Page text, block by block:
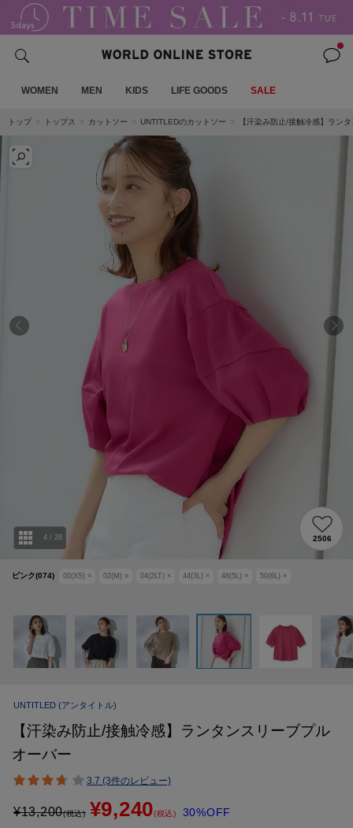
WOMEN MEN KIDS LIFE GOODS SALE
トップ トップス カットソー UNTITLEDのカットソー 【汗染み防止/接触冷感】ラン
ピンク(074) 00(XS) × 02(M) ○ 04(2LT) × 44(3L) × 48(5L) × 50(6L) ×
4 / 28 2506
UNTITLED (アンタイトル)
【汗染み防止/接触冷感】ランタンスリーブプル
オーバー
3.7 (3件のレビュー)
¥13,200(税込) ¥9,240(税込) 30%OFF